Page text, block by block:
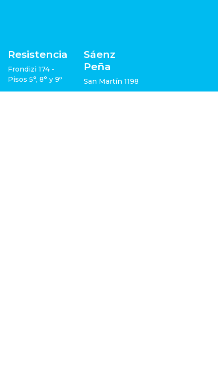
Resistencia
Frondizi 174 -
Pisos 5°, 8° y 9º
Sáenz
Peña
San Martín 1198